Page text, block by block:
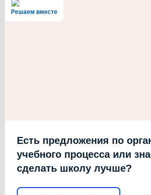
Решаем вместе
Есть предложения по
учебного процесса или
сделать школу лучше?